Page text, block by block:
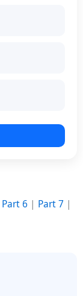
Part 6 | Part 7 |